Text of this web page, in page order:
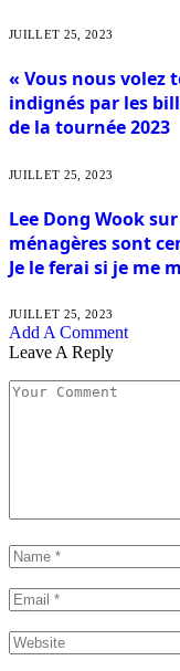
JUILLET 25, 2023
« Vous nous volez
indignés par les
de la tournée 2023
JUILLET 25, 2023
Lee Dong Wook
ménagères sont
Je le ferai si je me
JUILLET 25, 2023
Add A Comment
Leave A Reply